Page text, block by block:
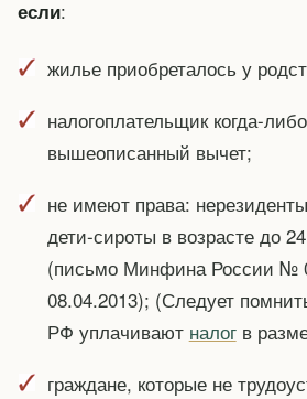
если:
жилье приобреталось у
налогоплательщик когда-
вышеописанный вычет;
не имеют права:
дети-сироты в возрасте до
(письмо Минфина России №
08.04.2013); (Следует
РФ уплачивают налогв
граждане, которые не